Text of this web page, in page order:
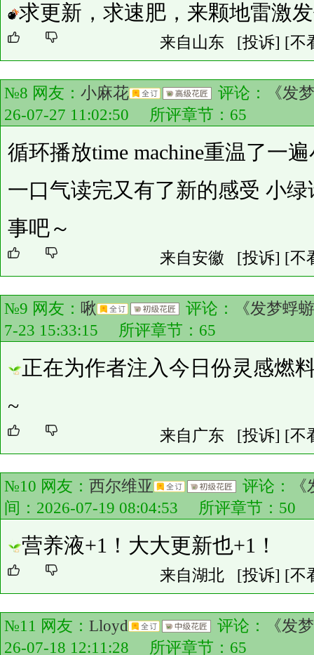
求更新，求速肥，来颗地雷激
来自山东 [投诉] [不
№8 网友： 小麻花 评论：
《发
26-07-27 11:02:50 所评章节： 65
循环播放time machine重温了一
一口气读完又有了新的感受 小
事吧～
来自安徽 [投诉] [不
№9 网友： 啾 评论：
《发梦蜉
7-23 15:33:15 所评章节： 65
正在为作者注入今日份灵感燃
~
来自广东 [投诉] [不
№10 网友： 西尔维亚 评论：
间：2026-07-19 08:04:53 所评章节： 50
营养液+1！大大更新也+1！
来自湖北 [投诉] [不
№11 网友： Lloyd 评论：
《发
26-07-18 12:11:28 所评章节： 65